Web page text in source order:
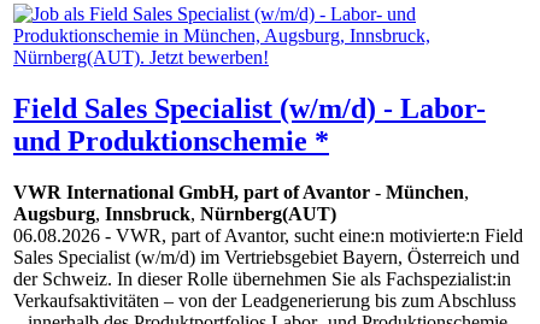
Field Sales Specialist (w/m/d) - Labor-
und Produktionschemie *
VWR International GmbH, part of Avantor - München,
Augsburg, Innsbruck, Nürnberg(AUT)
06.08.2026 - VWR, part of Avantor, sucht eine:n motivierte:n Field
Sales Specialist (w/m/d) im Vertriebsgebiet Bayern, Österreich und
der Schweiz. In dieser Rolle übernehmen Sie als Fachspezialist:in
Verkaufsaktivitäten – von der Leadgenerierung bis zum Abschluss